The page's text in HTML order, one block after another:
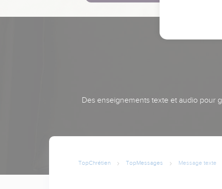
Des enseignements texte et audio pour
TopChrétien TopMessages Message texte